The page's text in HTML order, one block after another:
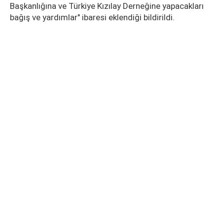
Başkanlığına ve Türkiye Kızılay Derneğine yapacakları
bağış ve yardımlar" ibaresi eklendiği bildirildi.